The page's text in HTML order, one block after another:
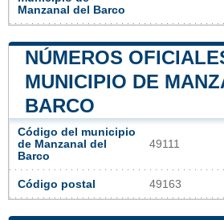
Manzanal del Barco
NÚMEROS
MUNICIPIO DE
BARCO
Código del municipio
de Manzanal del
Barco
49111
Código postal 49163